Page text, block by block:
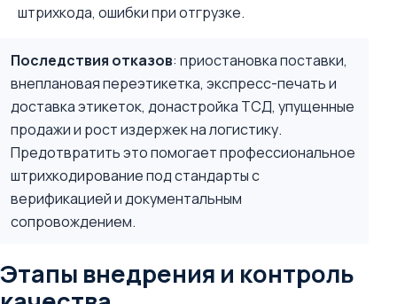
штрихкода, ошибки при отгрузке.
Последствия отказов: приостановка поставки,
внеплановая переэтикетка, экспресс-печать и
доставка этикеток, донастройка ТСД, упущенные
продажи и рост издержек на логистику.
Предотвратить это помогает профессиональное
штрихкодирование под стандарты с
верификацией и документальным
сопровождением.
Этапы внедрения и контроль